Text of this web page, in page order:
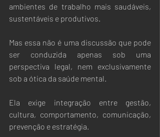
ambientes de trabalho mais saudáveis,
sustentáveis e produtivos.
Mas essa não é uma discussão que pode
ser conduzida apenas sob uma
perspectiva legal, nem exclusivamente
sob a ótica da saúde mental.
Ela exige integração entre gestão,
cultura, comportamento, comunicação,
prevenção e estratégia.